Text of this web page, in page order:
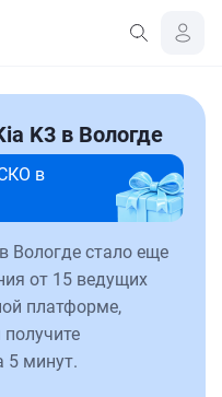
K3 в Вологде
в
Вологде стало еще
от 15 ведущих
платформе,
5 минут.